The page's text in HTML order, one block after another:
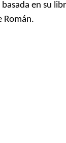
basada en su
Román.